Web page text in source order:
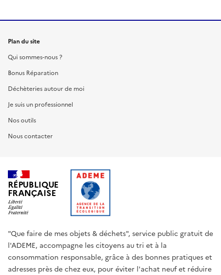
Plan du site
Qui sommes-nous ?
Bonus Réparation
Déchèteries autour de moi
Je suis un professionnel
Nos outils
Nous contacter
RÉPUBLIQUE
FRANÇAISE
"Que faire de mes objets & déchets", service public gratuit de
l'ADEME, accompagne les citoyens au tri et à la
consommation responsable, grâce à des bonnes pratiques et
adresses près de chez eux, pour éviter l'achat neuf et réduire